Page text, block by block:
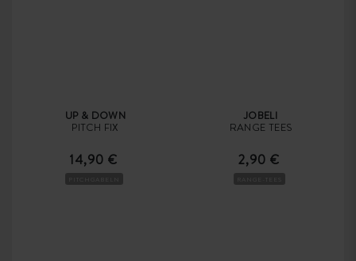
UP & DOWN
PITCH FIX
14,90 €
JOBELI
RANGE TEES
2,90 €